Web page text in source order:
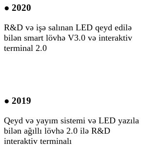
● 2020
R&D və işə salınan LED qeyd edilə
bilən smart lövhə V3.0 və interaktiv
terminal 2.0
● 2019
Qeyd və yayım sistemi və LED yazıla
bilən ağıllı lövhə 2.0 ilə R&D
interaktiv terminalı